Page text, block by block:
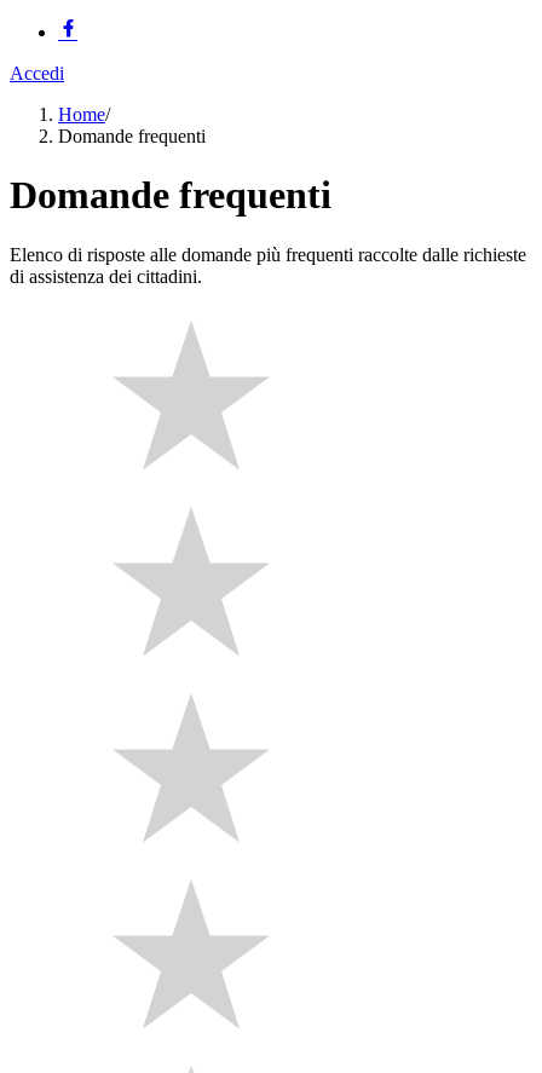
Accedi
Home/
Domande frequenti
Domande frequenti
Elenco di risposte alle domande più frequenti raccolte dalle richieste
di assistenza dei cittadini.